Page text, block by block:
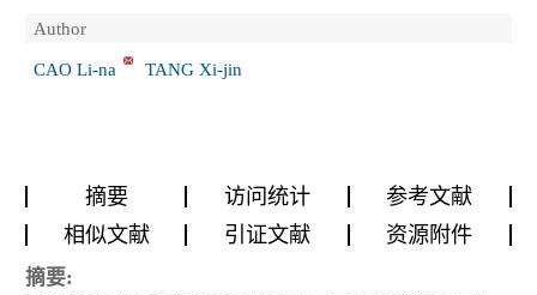
Author
CAO Li-na
TANG Xi-jin
摘要 访问统计
参考文献
相似文献
引证文献 资源附件
摘要: